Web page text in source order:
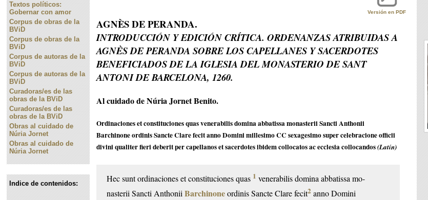
Textos políticos:
Gobernar con amor
Corpus de obras de la
BViD
Corpus de obras de la
BViD
Corpus de autoras de la
BViD
Corpus de autoras de la
BViD
Curadoras/es de las
obras de la BViD
Curadoras/es de las
obras de la BViD
Obras al cuidado de
Núria Jornet
Obras al cuidado de
Núria Jornet
Indice de contenidos:
Versión en PDF
AGNÈS DE PERANDA.
INTRODUCCIÓN Y EDICIÓN CRÍTICA. ORDENANZAS ATRIBUIDAS A
AGNÈS DE PERANDA SOBRE LOS CAPELLANES Y SACERDOTES
BENEFICIADOS DE LA IGLESIA DEL MONASTERIO DE SANT
ANTONI DE BARCELONA, 1260.
Al cuidado de Núria Jornet Benito.
Ordinaciones et constituciones quas venerabilis domina abbatissa monasterii Sancti Anthonii
Barchinone ordinis Sancte Clare fecit anno Domini millesimo CC sexagesimo super celebracione officii
divini qualiter fieri deberit per capellanos et sacerdotes ibidem collocatos ac ecclesia collocandos(Latín)
Hec sunt ordinaciones et constituciones quas 1 venerabilis domina abbatissa mo-
nasterii Sancti AnthoniiBarchinoneordinis Sancte Clare fecit2 anno Domini